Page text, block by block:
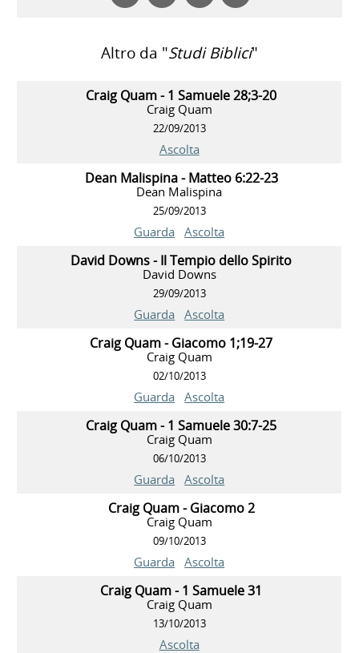
Altro da "Studi Biblici"
Craig Quam - 1 Samuele 28;3-20
Craig Quam
22/09/2013
Ascolta
Dean Malispina - Matteo 6:22-23
Dean Malispina
25/09/2013
Guarda Ascolta
David Downs - Il Tempio dello Spirito
David Downs
29/09/2013
Guarda Ascolta
Craig Quam - Giacomo 1;19-27
Craig Quam
02/10/2013
Guarda Ascolta
Craig Quam - 1 Samuele 30:7-25
Craig Quam
06/10/2013
Guarda Ascolta
Craig Quam - Giacomo 2
Craig Quam
09/10/2013
Guarda Ascolta
Craig Quam - 1 Samuele 31
Craig Quam
13/10/2013
Ascolta